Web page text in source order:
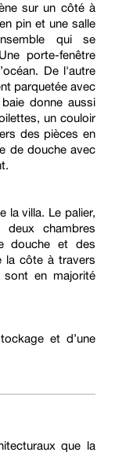
sur un côté à
pin et une salle
qui se
porte-fenêtre
De l'autre
parquetée avec
donne aussi
un couloir
des pièces en
de douche avec
la villa. Le palier,
deux chambres
douche et des
la côte à travers
sont en majorité
et d’une
que la